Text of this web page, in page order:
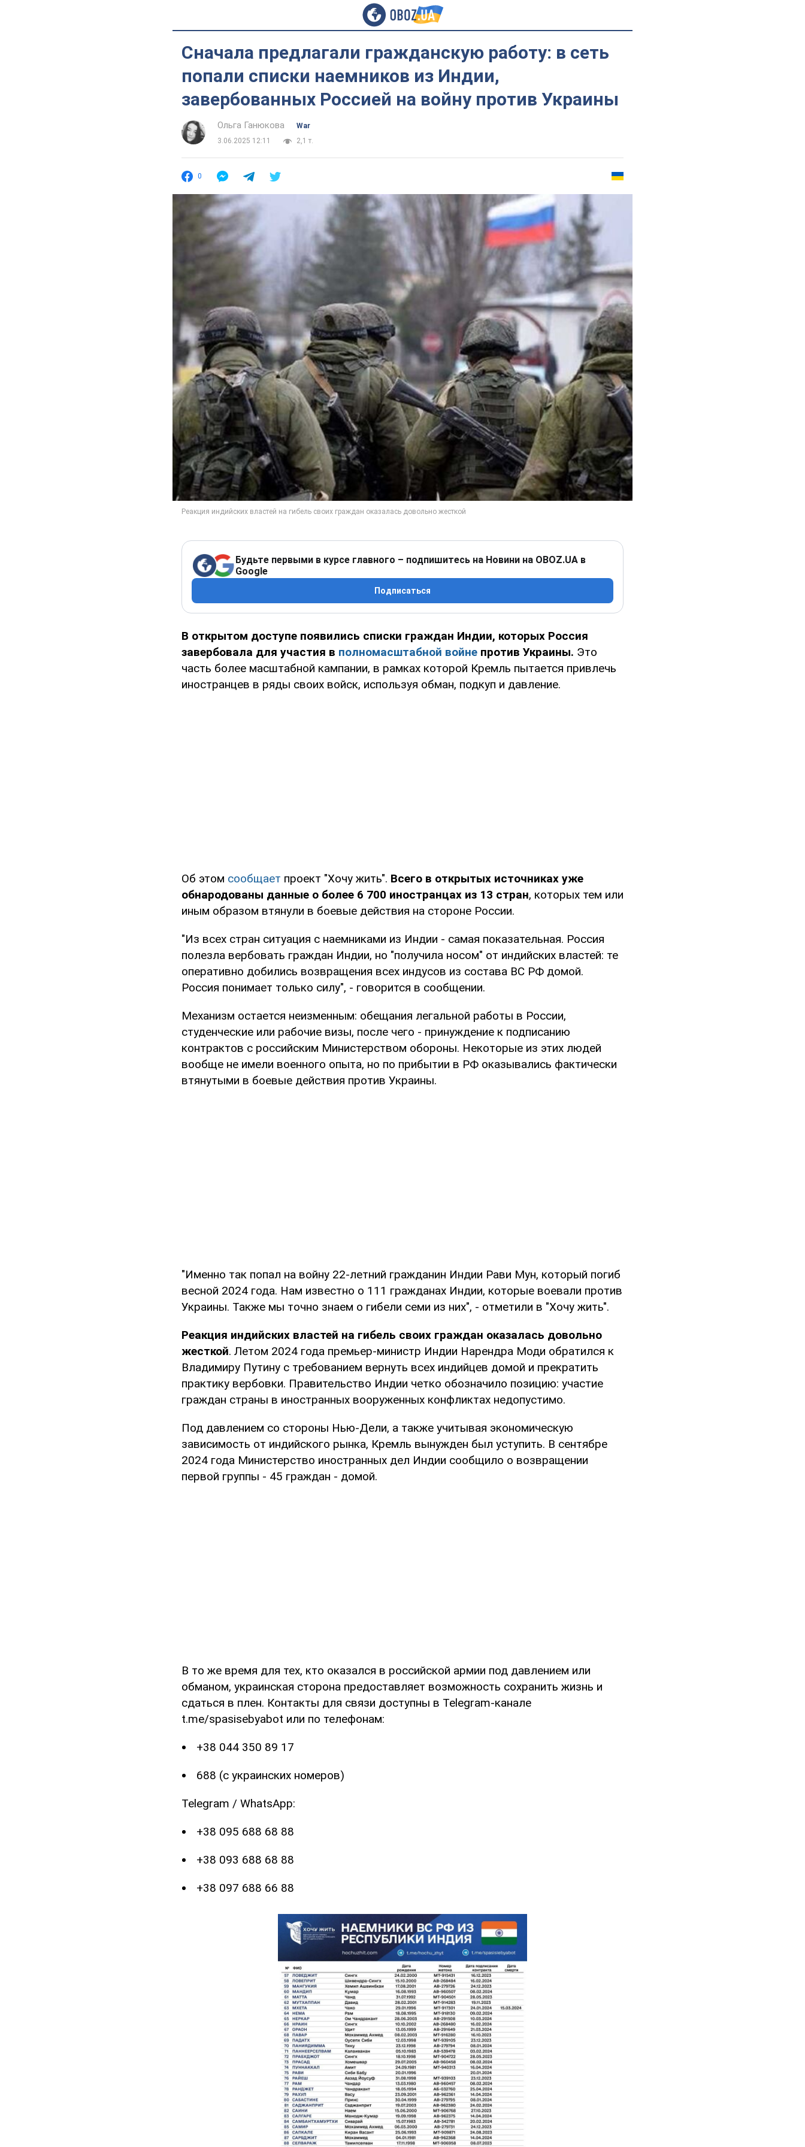
Сначала предлагали гражданскую работу: в сеть
попали списки наемников из Индии,
завербованных Россией на войну против Украины
Ольга Ганюкова
War
3.06.2025 12:11
2,1 т.
0
Будьте первыми в курсе главного – подпишитесь на Новини на OBOZ.UA в
Google
Подписаться
В открытом доступе появились списки граждан Индии, которых Россия
завербовала для участия в полномасштабной войне против Украины. Это
часть более масштабной кампании, в рамках которой Кремль пытается привлечь
иностранцев в ряды своих войск, используя обман, подкуп и давление.
Об этом сообщает проект "Хочу жить". Всего в открытых источниках уже
обнародованы данные о более 6 700 иностранцах из 13 стран, которых тем или
иным образом втянули в боевые действия на стороне России.
"Из всех стран ситуация с наемниками из Индии - самая показательная. Россия
полезла вербовать граждан Индии, но "получила носом" от индийских властей: те
оперативно добились возвращения всех индусов из состава ВС РФ домой.
Россия понимает только силу", - говорится в сообщении.
Механизм остается неизменным: обещания легальной работы в России,
студенческие или рабочие визы, после чего - принуждение к подписанию
контрактов с российским Министерством обороны. Некоторые из этих людей
вообще не имели военного опыта, но по прибытии в РФ оказывались фактически
втянутыми в боевые действия против Украины.
"Именно так попал на войну 22-летний гражданин Индии Рави Мун, который погиб
весной 2024 года. Нам известно о 111 гражданах Индии, которые воевали против
Украины. Также мы точно знаем о гибели семи из них", - отметили в "Хочу жить".
Реакция индийских властей на гибель своих граждан оказалась довольно
жесткой. Летом 2024 года премьер-министр Индии Нарендра Моди обратился к
Владимиру Путину с требованием вернуть всех индийцев домой и прекратить
практику вербовки. Правительство Индии четко обозначило позицию: участие
граждан страны в иностранных вооруженных конфликтах недопустимо.
Под давлением со стороны Нью-Дели, а также учитывая экономическую
зависимость от индийского рынка, Кремль вынужден был уступить. В сентябре
2024 года Министерство иностранных дел Индии сообщило о возвращении
первой группы - 45 граждан - домой.
В то же время для тех, кто оказался в российской армии под давлением или
обманом, украинская сторона предоставляет возможность сохранить жизнь и
сдаться в плен. Контакты для связи доступны в Telegram-канале
t.me/spasisebyabot или по телефонам:
+38 044 350 89 17
688 (с украинских номеров)
Telegram / WhatsApp:
+38 095 688 68 88
+38 093 688 68 88
+38 097 688 66 88